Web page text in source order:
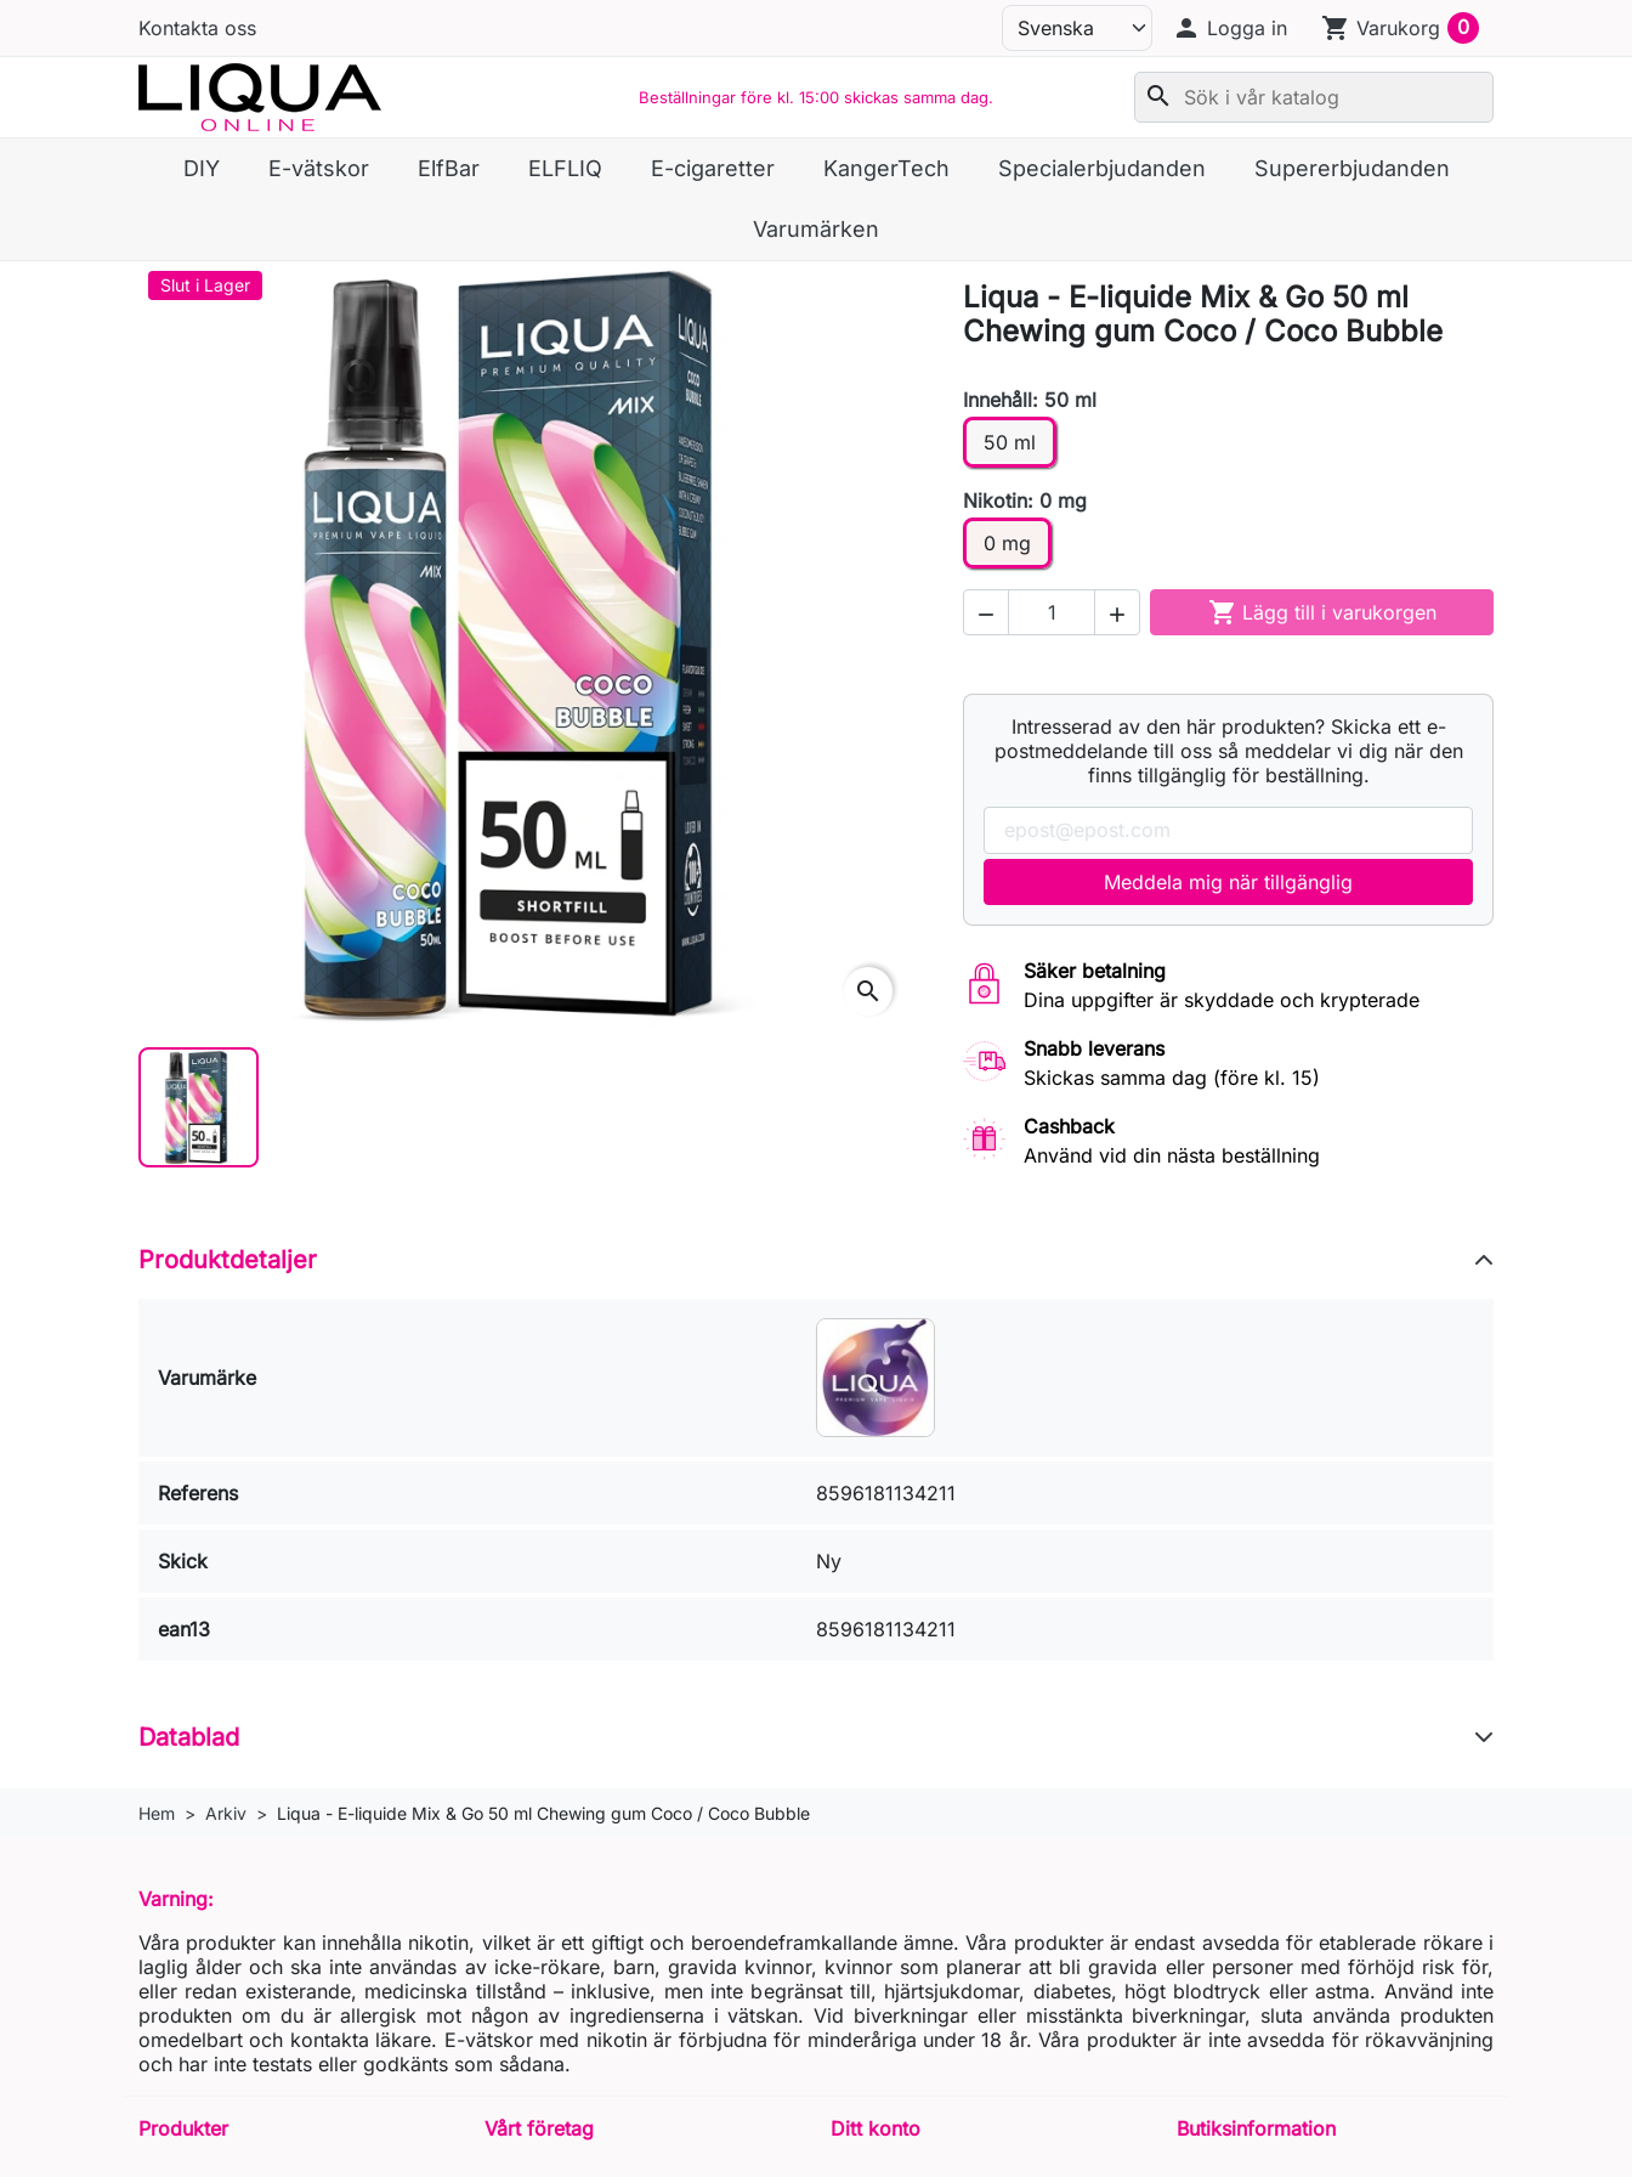
Kontakta oss person Logga in shopping_cart Varukorg 0
Beställningar före kl. 15:00 skickas samma dag. search
DIY E-vätskor ElfBar ELFLIQ E-cigaretter KangerTech Specialerbjudanden Supererbjudanden
Varumärken
Slut i Lager
search
Liqua - E-liquide Mix & Go 50 ml
Chewing gum Coco / Coco Bubble
Innehåll: 50 ml
50 ml
Nikotin: 0 mg
0 mg
   Lägg till i varukorgen
Intresserad av den här produkten? Skicka ett e-
postmeddelande till oss så meddelar vi dig när den
finns tillgänglig för beställning.
Meddela mig när tillgänglig
Säker betalning
Dina uppgifter är skyddade och krypterade
Snabb leverans
Skickas samma dag (före kl. 15)
Cashback
Använd vid din nästa beställning
Produktdetaljer
Varumärke
Referens 8596181134211
Skick Ny
ean13 8596181134211
Datablad
Hem Arkiv Liqua - E-liquide Mix & Go 50 ml Chewing gum Coco / Coco Bubble
Varning:
Våra produkter kan innehålla nikotin, vilket är ett giftigt och beroendeframkallande ämne. Våra produkter är endast avsedda för etablerade rökare i
laglig ålder och ska inte användas av icke-rökare, barn, gravida kvinnor, kvinnor som planerar att bli gravida eller personer med förhöjd risk för,
eller redan existerande, medicinska tillstånd – inklusive, men inte begränsat till, hjärtsjukdomar, diabetes, högt blodtryck eller astma. Använd inte
produkten om du är allergisk mot någon av ingredienserna i vätskan. Vid biverkningar eller misstänkta biverkningar, sluta använda produkten
omedelbart och kontakta läkare. E-vätskor med nikotin är förbjudna för minderåriga under 18 år. Våra produkter är inte avsedda för rökavvänjning
och har inte testats eller godkänts som sådana.
Produkter Vårt företag Ditt konto Butiksinformation